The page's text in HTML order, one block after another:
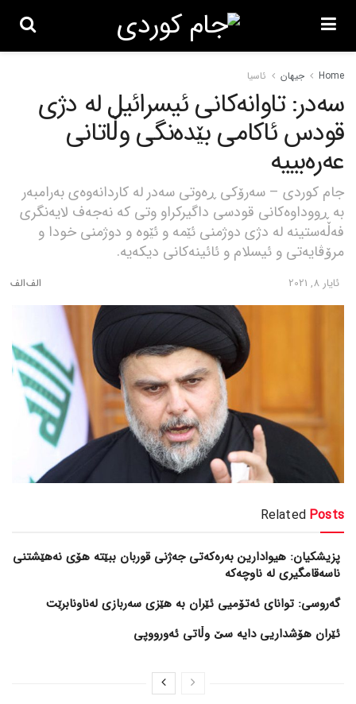
Home جیهان ئاسیا
سەدر: تاوانەکانی ئیسرائیل لە دژی
قودس ئاکامی بێدەنگی وڵاتانی
عەرەبییە
جام کوردی – سەرۆکی ڕەوتی سەدر لە کاردانەوەی بەرامبەر
بە ڕووداوەکانی قودسی داگیرکراو وتی کە نەجەف لایەنگری
فەڵەستینە لە دژی دوژمنی ئێمە و ئێوە و دوژمنی خودا و
مرۆڤایەتی و ئیسلام و ئائینەکانی دیکەیە.
ئایار 8, 2021
Related Posts
پزیشکیان: هیوادارین بەرەکەتی جەژنی قوربان ببێتە هۆی نەهێشتنی
ناسەقامگیری لە ناوچەکە
گەروسی: توانای ئەتۆمیی ئێران بە هێزی سەربازی لەناونابرێت
ئێران هۆشداریی دایە سێ وڵاتی ئەورووپی